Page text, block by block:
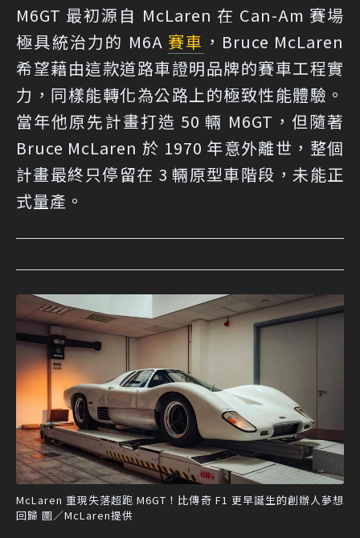
M6GT 最初源自 McLaren 在 Can-Am 賽場
極具統治力的 M6A 賽車 ，Bruce McLaren
希望藉由這款道路車證明品牌的賽車工程實
力，同樣能轉化為公路上的極致性能體驗。
當年他原先計畫打造 50 輛 M6GT，但隨著
Bruce McLaren 於 1970 年意外離世，整個
計畫最終只停留在 3 輛原型車階段，未能正
式量產。
McLaren 重現失落超跑 M6GT！比傳奇 F1 更早誕生的創辦人夢想
回歸 圖／McLaren提供